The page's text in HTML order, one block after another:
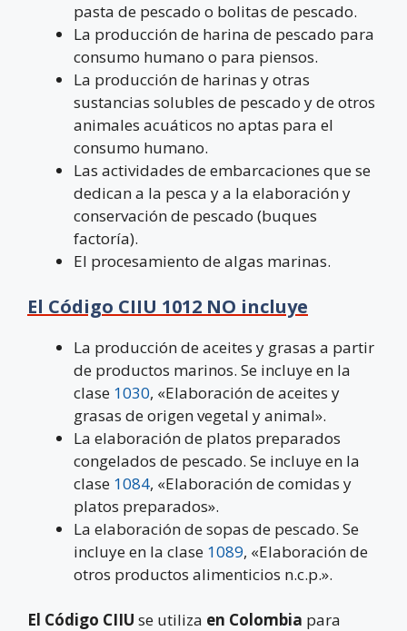
pasta de pescado o bolitas de pescado.
La producción de harina de pescado para
consumo humano o para piensos.
La producción de harinas y otras
sustancias solubles de pescado y de otros
animales acuáticos no aptas para el
consumo humano.
Las actividades de embarcaciones que se
dedican a la pesca y a la elaboración y
conservación de pescado (buques
factoría).
El procesamiento de algas marinas.
El Código CIIU 1012 NO incluye
La producción de aceites y grasas a partir
de productos marinos. Se incluye en la
clase 1030, «Elaboración de aceites y
grasas de origen vegetal y animal».
La elaboración de platos preparados
congelados de pescado. Se incluye en la
clase 1084, «Elaboración de comidas y
platos preparados».
La elaboración de sopas de pescado. Se
incluye en la clase 1089, «Elaboración de
otros productos alimenticios n.c.p.».
El Código CIIU se utiliza en Colombia para